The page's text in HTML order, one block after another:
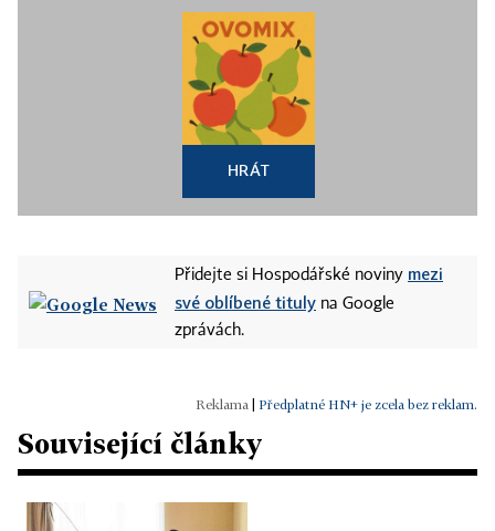
HRÁT
Přidejte si Hospodářské noviny mezi
své oblíbené tituly na Google
zprávách.
Předplatné HN+ je zcela bez reklam.
Související články